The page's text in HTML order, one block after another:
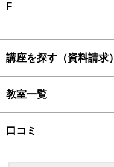
F
講座を探す（資料請求）
教室一覧
口コミ